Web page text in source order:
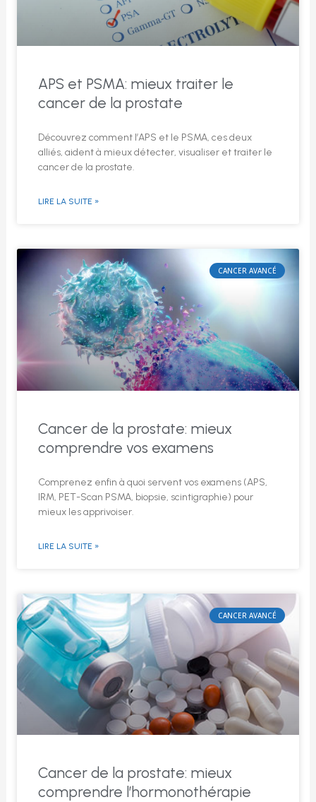
APS et PSMA: mieux traiter le
cancer de la prostate
Découvrez comment l’APS et le PSMA, ces deux
alliés, aident à mieux détecter, visualiser et traiter le
cancer de la prostate.
LIRE LA SUITE »
CANCER AVANCÉ
Cancer de la prostate: mieux
comprendre vos examens
Comprenez enfin à quoi servent vos examens (APS,
IRM, PET-Scan PSMA, biopsie, scintigraphie) pour
mieux les apprivoiser.
LIRE LA SUITE »
CANCER AVANCÉ
Cancer de la prostate: mieux
comprendre l’hormonothérapie